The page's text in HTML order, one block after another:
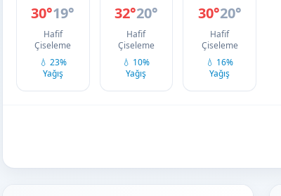
30°19°
Hafif
Çiseleme
💧 23%
Yağış
32°20°
Hafif
Çiseleme
💧 10%
Yağış
30°20°
Hafif
Çiseleme
💧 16%
Yağış